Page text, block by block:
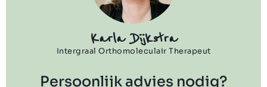
Karla Dijkstra
Intergraal Orthomoleculair Therapeut
Persoonlijk advies nodig?